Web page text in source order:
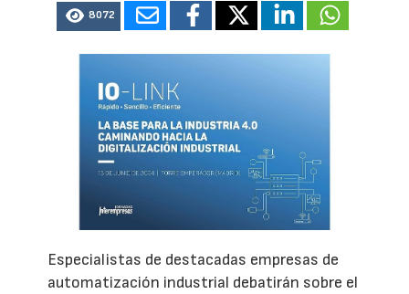
8072
Especialistas de destacadas empresas de
automatización industrial debatirán sobre el